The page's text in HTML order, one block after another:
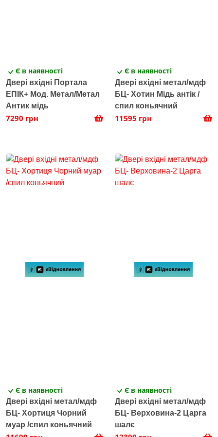
Є в наявності
Двері вхідні Портала
ЕПІК+ Мод. Метал/Метал
Антик мідь
7290 грн
Є в наявності
Двері вхідні метал/мдф
БЦ- Хотин Мідь антік /
спил коньячний
11595 грн
Є в наявності
Двері вхідні метал/мдф
БЦ- Хортиця Чорний
муар /спил коньячний
Є в наявності
Двері вхідні метал/мдф
БЦ- Верховина-2 Царга
шалє